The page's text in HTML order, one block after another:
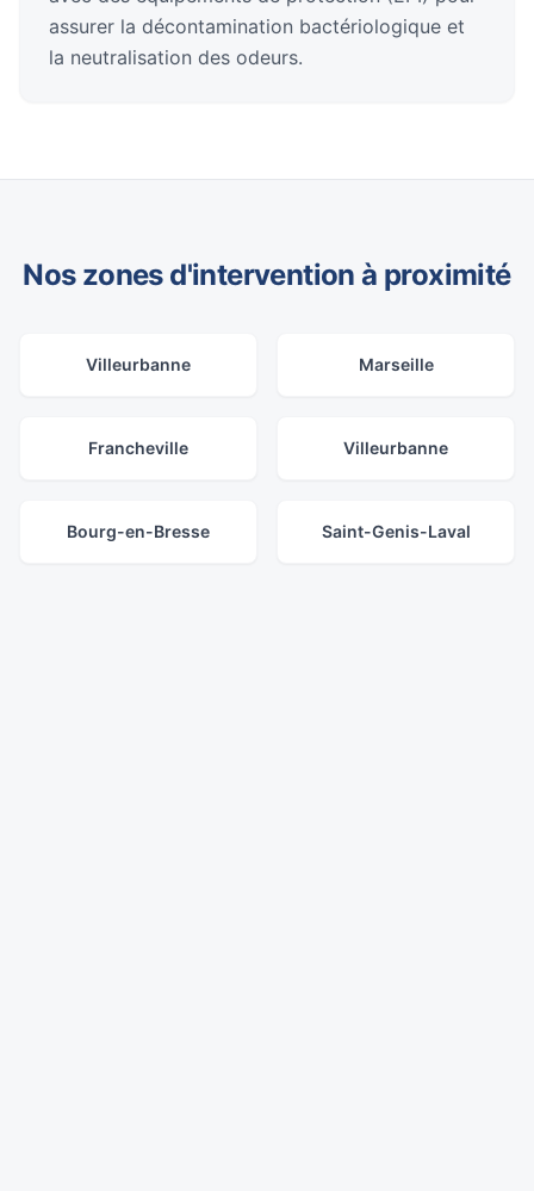
assurer la décontamination bactériologique et
la neutralisation des odeurs.
Nos zones d'intervention à proximité
Villeurbanne Marseille
Francheville Villeurbanne
Bourg-en-Bresse Saint-Genis-Laval